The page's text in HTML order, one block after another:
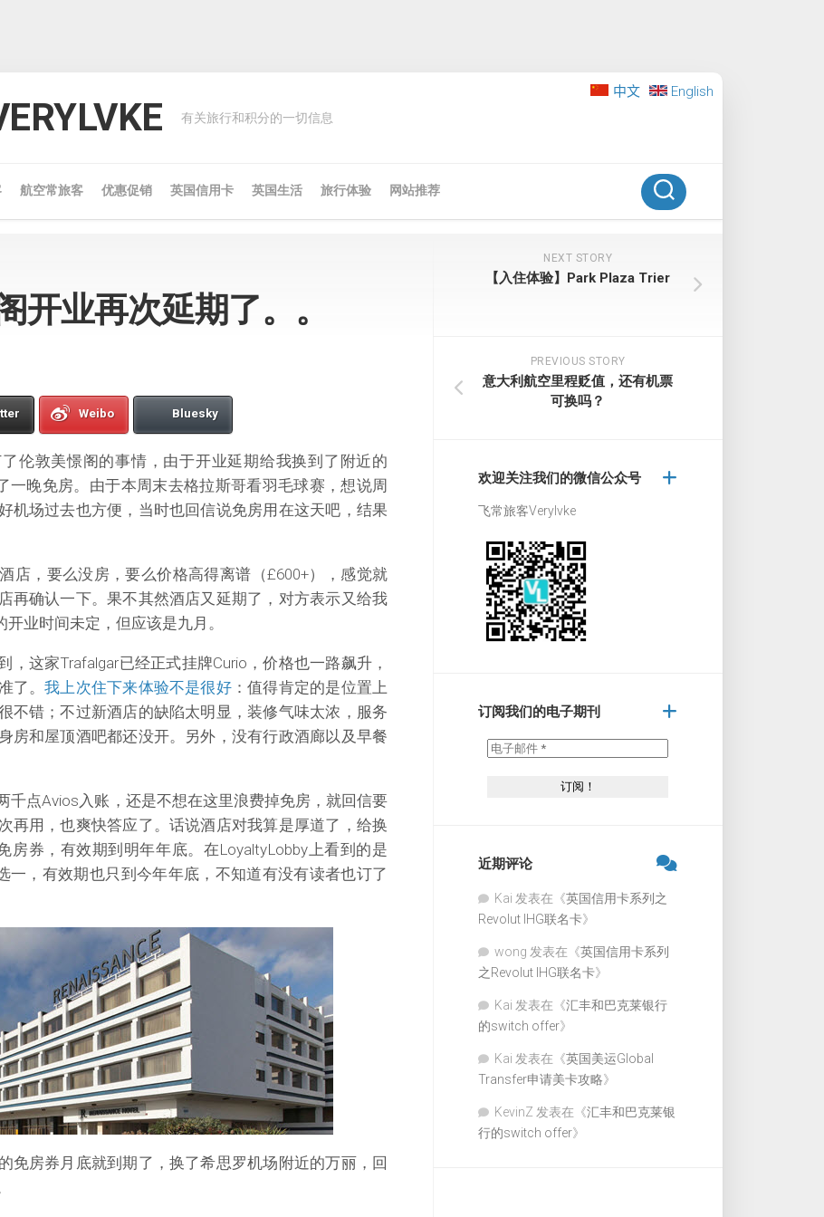
有关旅行和积分的一切信息
航空常旅客 优惠促销 英国信用卡 英国生活 旅行体验 网站推荐
中文 English
开业再次延期了。。
Weibo Bluesky
伦敦美憬阁的事情，由于开业延期给我换到了附近的
一晚免房。由于本周末去格拉斯哥看羽毛球赛，想说周
机场过去也方便，当时也回信说免房用在这天吧，结果
店，要么没房，要么价格高得离谱（£600+），感觉就
再确认一下。果不其然酒店又延期了，对方表示又给我
业时间未定，但应该是九月。
，这家Trafalgar已经正式挂牌Curio，价格也一路飙升，
了。我上次住下来体验不是很好：值得肯定的是位置上
不错；不过新酒店的缺陷太明显，装修气味太浓，服务
房和屋顶酒吧都还没开。另外，没有行政酒廊以及早餐
千点Avios入账，还是不想在这里浪费掉免房，就回信要
再用，也爽快答应了。话说酒店对我算是厚道了，给换
房券，有效期到明年年底。在LoyaltyLobby上看到的是
一，有效期也只到今年年底，不知道有没有读者也订了
免房券月底就到期了，换了希思罗机场附近的万丽，回
NEXT STORY
【入住体验】Park Plaza Trier
PREVIOUS STORY
意大利航空里程贬值，还有机票
可换吗？
欢迎关注我们的微信公众号
飞常旅客Verylvke
订阅我们的电子期刊
近期评论
Kai 发表在《英国信用卡系列之
Revolut IHG联名卡》
wong 发表在《英国信用卡系列
之Revolut IHG联名卡》
Kai 发表在《汇丰和巴克莱银行
的switch offer》
Kai 发表在《英国美运Global
Transfer申请美卡攻略》
KevinZ 发表在《汇丰和巴克莱银
行的switch offer》